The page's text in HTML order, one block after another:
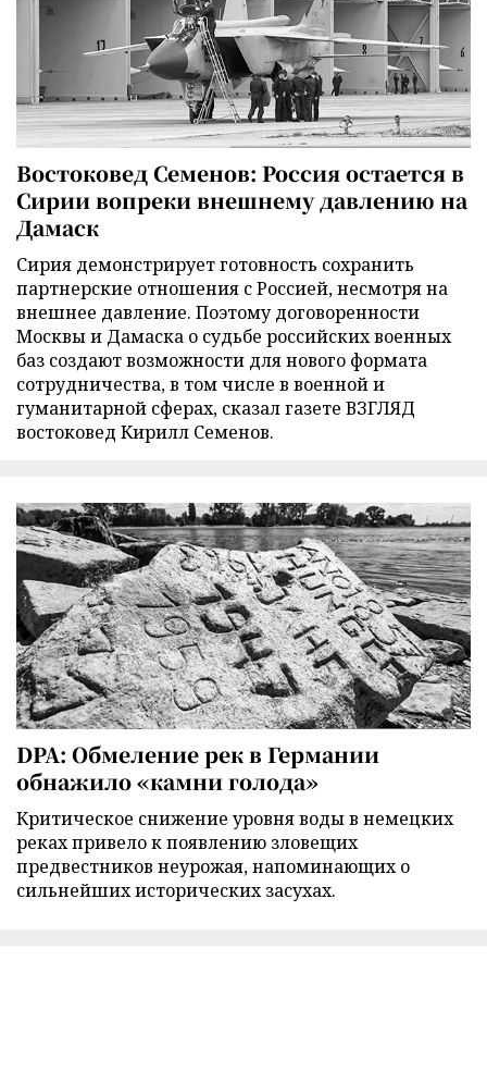
Востоковед Семенов: Россия остается в
Сирии вопреки внешнему давлению на
Дамаск
Сирия демонстрирует готовность сохранить
партнерские отношения с Россией, несмотря на
внешнее давление. Поэтому договоренности
Москвы и Дамаска о судьбе российских военных
баз создают возможности для нового формата
сотрудничества, в том числе в военной и
гуманитарной сферах, сказал газете ВЗГЛЯД
востоковед Кирилл Семенов.
DPA: Обмеление рек в Германии
обнажило «камни голода»
Критическое снижение уровня воды в немецких
реках привело к появлению зловещих
предвестников неурожая, напоминающих о
сильнейших исторических засухах.